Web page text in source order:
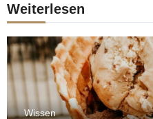
Weiterlesen
Wissen